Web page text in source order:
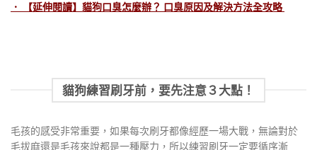
． 【延伸閱讀】貓狗口臭怎麼辦？ 口臭原因及解決方法全攻略
貓狗練習刷牙前，要先注意３大點！
毛孩的感受非常重要，如果每次刷牙都像經歷一場大戰，無論對於
毛拔麻還是毛孩來說都是一種壓力，所以練習刷牙一定要循序漸